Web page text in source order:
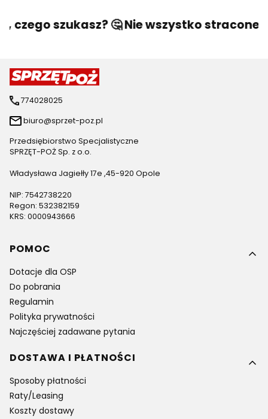
czego szukasz? 🤔 Nie wszystko stracone!
774028025
biuro@sprzet-poz.pl
Przedsiębiorstwo Specjalistyczne
SPRZĘT-POŻ Sp. z o.o.
Władysława Jagiełły 17e ,45-920 Opole
NIP: 7542738220
Regon: 532382159
KRS: 0000943666
Linki w stopce
POMOC
Dotacje dla OSP
Do pobrania
Regulamin
Polityka prywatności
Najczęściej zadawane pytania
DOSTAWA I PŁATNOŚCI
Sposoby płatności
Raty/Leasing
Koszty dostawy